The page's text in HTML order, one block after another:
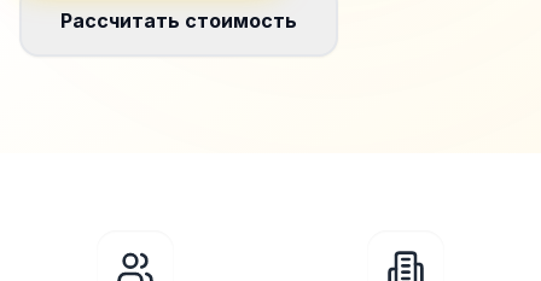
Рассчитать стоимость